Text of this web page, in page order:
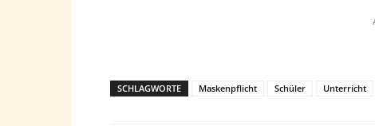
SCHLAGWORTE Maskenpflicht Schüler Unterricht